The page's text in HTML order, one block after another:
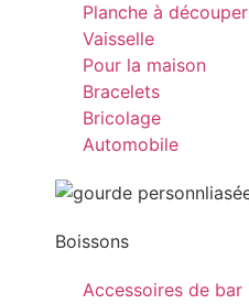
Planche à découper
Vaisselle
Pour la maison
Bracelets
Bricolage
Automobile
Boissons
Accessoires de bar